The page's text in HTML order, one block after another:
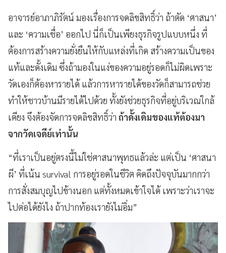
อาจารย์อาภาภิรัตน์ มองเรื่องการจดลิขสิทธิ์ว่า ถ้าตัด ‘ศาสนา’
และ ‘ความเชื่อ’ ออกไป นี่ก็เป็นเพียงธุรกิจรูปแบบหนึ่ง ที่
ต้องการสร้างความยั่งยืนให้กับแหล่งที่เกิด สร้างความเป็นของ
แท้และดั้งเดิม ซึ่งถ้ามองในแง่ของความอยู่รอดก็ไม่ผิดเพราะ
วัดเองก็ต้องหารายได้ แล้วการหารายได้ของวัดก็สามารถช่วย
ทำให้ชาวบ้านมีรายได้ไปด้วย ทั้งยังช่วยธุรกิจที่อยู่บริเวณใกล้
เคียง จึงต้องจัดการจดลิขสิทธิ์ว่า ถ้าดั้งเดิมของแท้ต้องมา
จากวัดเจดีย์เท่านั้น
“ที่เราเป็นอยู่ตรงนี้ไม่ใช่ศาสนาพุทธแล้วล่ะ แต่เป็น ‘ศาสนา
ผี’ ที่เน้น survival การอยู่รอดในชีวิต คิดถึงปัจจุบันมากกว่า
การสั่งสมบุญไปข้างนอก แต่ทั้งหมดเข้าใจได้ เพราะว่าเราจะ
ไปต่อได้ยังไง ถ้าปากท้องเรายังไม่อิ่ม”